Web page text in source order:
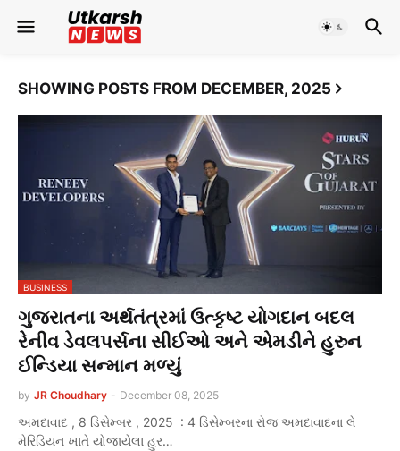
SHOWING POSTS FROM DECEMBER, 2025
BUSINESS
ગુજરાતના અર્થતંત્રમાં ઉત્કૃષ્ટ યોગદાન બદલ
રેનીવ ડેવલપર્સના સીઈઓ અને એમડીને હુરુન
ઈન્ડિયા સન્માન મળ્યું
by JR Choudhary - December 08, 2025
અમદાવાદ , 8 ડિસેમ્બર , 2025 : 4 ડિસેમ્બરના રોજ અમદાવાદના લે
મેરિડિયન ખાતે યોજાયેલા હુર…